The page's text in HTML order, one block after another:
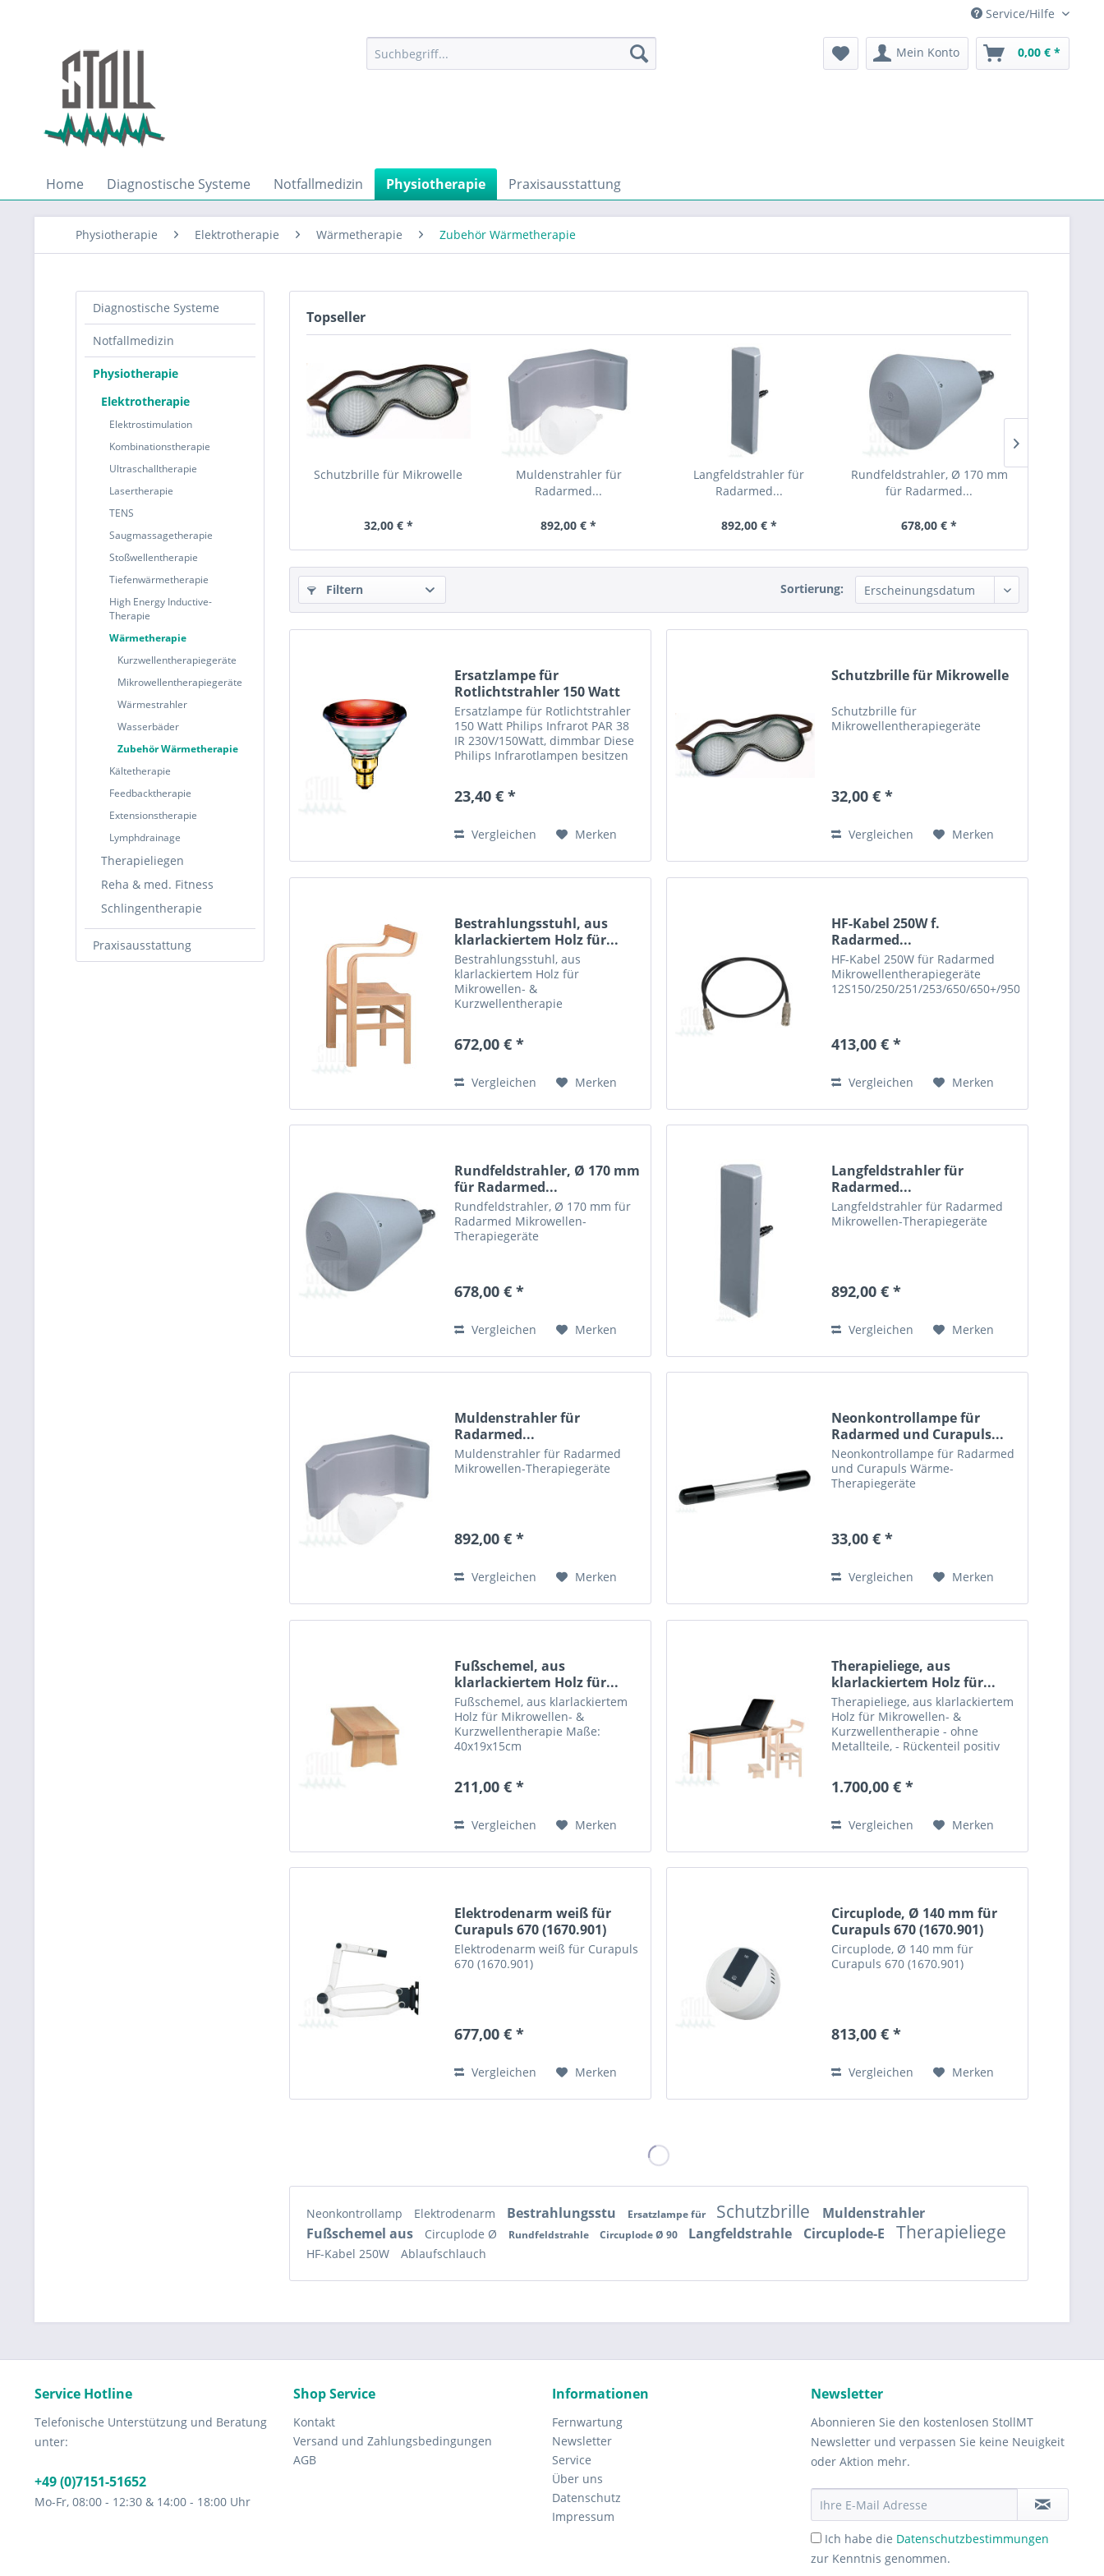
Service/Hilfe
Mein Konto 0,00 € *
Home Diagnostische Systeme Notfallmedizin Physiotherapie Praxisausstattung
Physiotherapie Elektrotherapie Wärmetherapie Zubehör Wärmetherapie
Diagnostische Systeme
Notfallmedizin
Physiotherapie
Elektrotherapie
Elektrostimulation
Kombinationstherapie
Ultraschalltherapie
Lasertherapie
TENS
Saugmassagetherapie
Stoßwellentherapie
Tiefenwärmetherapie
High Energy Inductive-
Therapie
Wärmetherapie
Kurzwellentherapiegeräte
Mikrowellentherapiegeräte
Wärmestrahler
Wasserbäder
Zubehör Wärmetherapie
Kältetherapie
Feedbacktherapie
Extensionstherapie
Lymphdrainage
Therapieliegen
Reha & med. Fitness
Schlingentherapie
Praxisausstattung
Topseller
Schutzbrille für Mikrowelle
32,00 € *
Muldenstrahler für
Radarmed...
892,00 € *
Langfeldstrahler für
Radarmed...
892,00 € *
Rundfeldstrahler, Ø 170 mm
für Radarmed...
678,00 € *
Filtern Sortierung:
Ersatzlampe für
Rotlichtstrahler 150 Watt
Ersatzlampe für Rotlichtstrahler
150 Watt Philips Infrarot PAR 38
IR 230V/150Watt, dimmbar Diese
Philips Infrarotlampen besitzen
etwa 1000 nm im tief
23,40 € *
Vergleichen Merken
Schutzbrille für Mikrowelle
Schutzbrille für
Mikrowellentherapiegeräte
32,00 € *
Vergleichen Merken
Bestrahlungsstuhl, aus
klarlackiertem Holz für...
Bestrahlungsstuhl, aus
klarlackiertem Holz für
Mikrowellen- &
Kurzwellentherapie
672,00 € *
Vergleichen Merken
HF-Kabel 250W f.
Radarmed...
HF-Kabel 250W für Radarmed
Mikrowellentherapiegeräte
12S150/250/251/253/650/650+/950/950+
413,00 € *
Vergleichen Merken
Rundfeldstrahler, Ø 170 mm
für Radarmed...
Rundfeldstrahler, Ø 170 mm für
Radarmed Mikrowellen-
Therapiegeräte
678,00 € *
Vergleichen Merken
Langfeldstrahler für
Radarmed...
Langfeldstrahler für Radarmed
Mikrowellen-Therapiegeräte
892,00 € *
Vergleichen Merken
Muldenstrahler für
Radarmed...
Muldenstrahler für Radarmed
Mikrowellen-Therapiegeräte
892,00 € *
Vergleichen Merken
Neonkontrollampe für
Radarmed und Curapuls...
Neonkontrollampe für Radarmed
und Curapuls Wärme-
Therapiegeräte
33,00 € *
Vergleichen Merken
Fußschemel, aus
klarlackiertem Holz für...
Fußschemel, aus klarlackiertem
Holz für Mikrowellen- &
Kurzwellentherapie Maße:
40x19x15cm
211,00 € *
Vergleichen Merken
Therapieliege, aus
klarlackiertem Holz für...
Therapieliege, aus klarlackiertem
Holz für Mikrowellen- &
Kurzwellentherapie - ohne
Metallteile, - Rückenteil positiv
Kurzwellentherapie - Maße (L x B
1.700,00 € *
Vergleichen Merken
Elektrodenarm weiß für
Curapuls 670 (1670.901)
Elektrodenarm weiß für Curapuls
670 (1670.901)
677,00 € *
Vergleichen Merken
Circuplode, Ø 140 mm für
Curapuls 670 (1670.901)
Circuplode, Ø 140 mm für
Curapuls 670 (1670.901)
813,00 € *
Vergleichen Merken
Neonkontrollamp Elektrodenarm Bestrahlungsstu Ersatzlampe für Schutzbrille
Muldenstrahler
Fußschemel aus
Circuplode Ø Rundfeldstrahle Circuplode Ø 90 Langfeldstrahle Circuplode-E Therapieliege
HF-Kabel 250W Ablaufschlauch
Service Hotline
Telefonische Unterstützung und Beratung
unter:
+49 (0)7151-51652
Mo-Fr, 08:00 - 12:30 & 14:00 - 18:00 Uhr
Shop Service
Kontakt
Versand und Zahlungsbedingungen
AGB
Informationen
Fernwartung
Newsletter
Service
Über uns
Datenschutz
Impressum
Newsletter
Abonnieren Sie den kostenlosen StollMT
Newsletter und verpassen Sie keine Neuigkeit
oder Aktion mehr.
Ich habe die Datenschutzbestimmungen
zur Kenntnis genommen.